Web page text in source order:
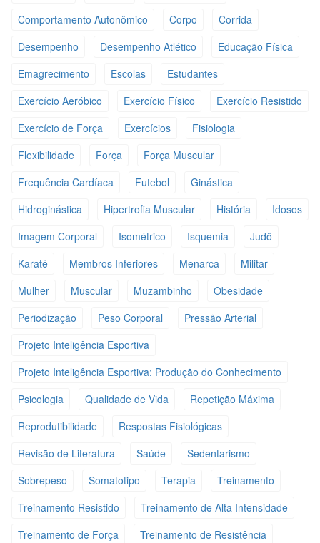
Comportamento Autonômico
Corpo
Corrida
Desempenho
Desempenho Atlético
Educação Física
Emagrecimento
Escolas
Estudantes
Exercício Aeróbico
Exercício Físico
Exercício Resistido
Exercício de Força
Exercícios
Fisiologia
Flexibilidade
Força
Força Muscular
Frequência Cardíaca
Futebol
Ginástica
Hidroginástica
Hipertrofia Muscular História
Idosos
Imagem Corporal
Isométrico Isquemia
Judô
Karatê
Membros Inferiores Menarca
Militar
Mulher
Muscular Muzambinho
Obesidade
Periodização
Peso Corporal
Pressão Arterial
Projeto Inteligência Esportiva
Projeto Inteligência Esportiva: Produção do Conhecimento
Psicologia
Qualidade de Vida
Repetição Máxima
Reprodutibilidade
Respostas Fisiológicas
Revisão de Literatura
Saúde
Sedentarismo
Sobrepeso
Somatotipo Terapia
Treinamento
Treinamento Resistido
Treinamento de Alta Intensidade
Treinamento de Força
Treinamento de Resistência